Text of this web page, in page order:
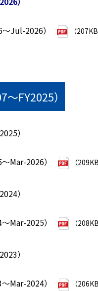
Jul-2026） （
FY2025）
）
Mar-2026） （
）
Mar-2025） （
）
Mar-2024） （